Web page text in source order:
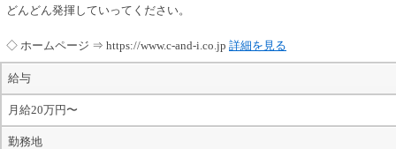
どんどん発揮していってください。
◇ ホームページ ⇒ https://www.c-and-i.co.jp 詳細を見る
給与
月給20万円〜
勤務地